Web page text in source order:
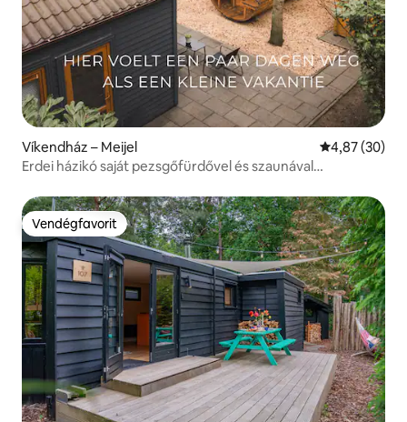
Víkendház – Meijel Átlagos
4,87 (30)
Erdei házikó saját pezsgőfürdővel és szaunával
Vendégfavorit
Vendégfavorit